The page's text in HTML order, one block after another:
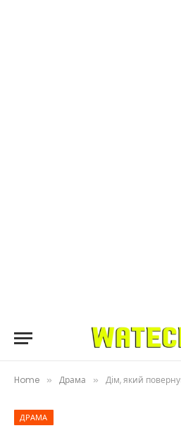
Home » Драма » Дім, який
ДРАМА